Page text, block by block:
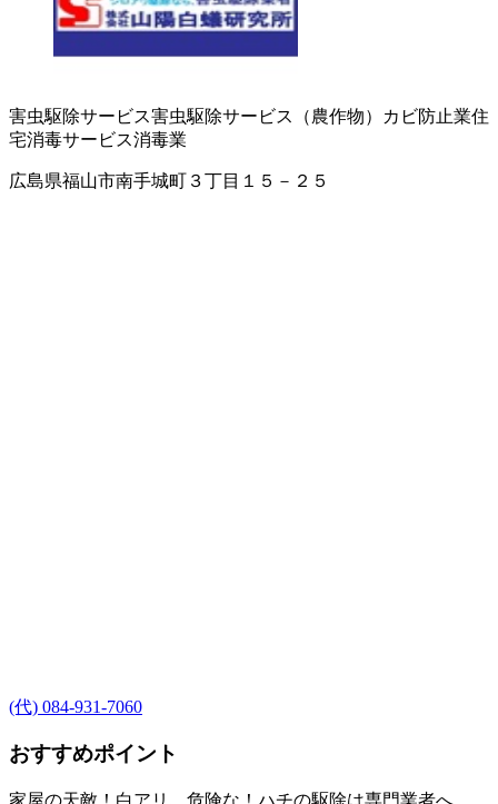
害虫駆除サービス害虫駆除サービス（農作物） カビ防止業住
宅消毒サービス消毒業
広島県福山市南手城町３丁目１５－２５
(代) 084-931-7060
おすすめポイント